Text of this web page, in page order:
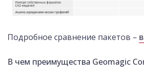
Подробное сравнение пакетов –
В чем преимущества Geomagic